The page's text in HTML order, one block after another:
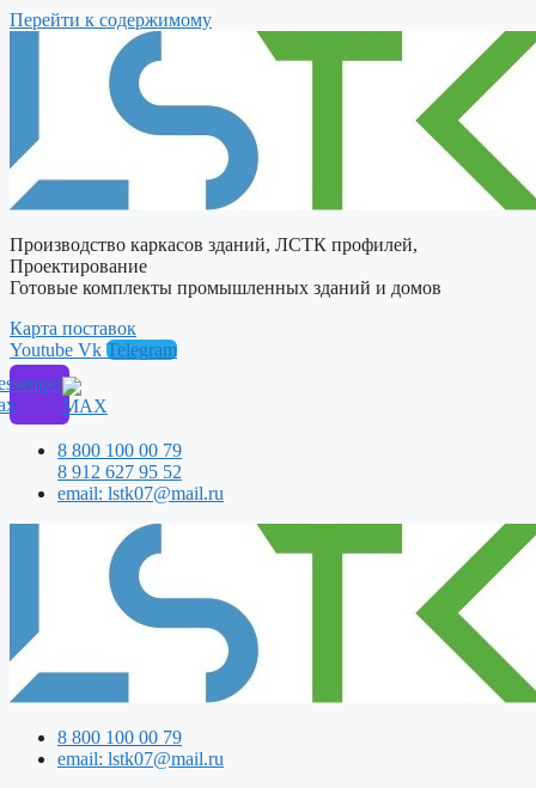
Перейти к содержимому
Производство каркасов зданий, ЛСТК профилей,
Проектирование
Готовые комплекты промышленных зданий и домов
Карта поставок
Youtube Vk Telegram
8 800 100 00 79
8 912 627 95 52
email: lstk07@mail.ru
8 800 100 00 79
email: lstk07@mail.ru